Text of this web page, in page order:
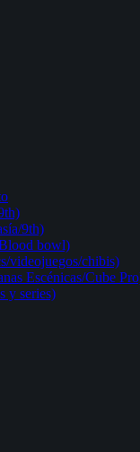
9th)
bowl)
videojuegos/chibis)
Escénicas/Cube
y series)